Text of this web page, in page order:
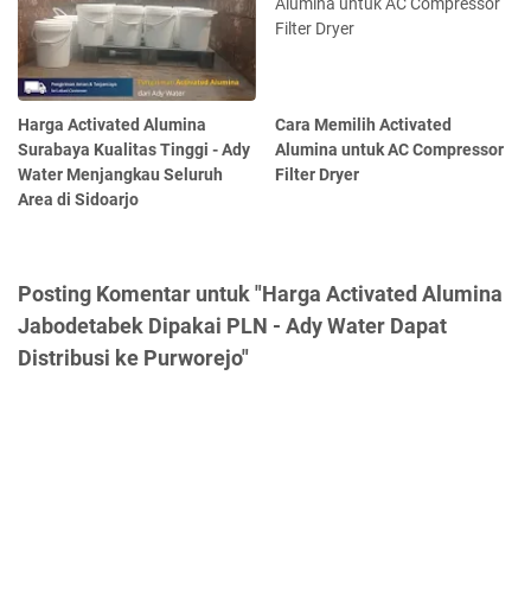
Harga Activated Alumina
Surabaya Kualitas Tinggi - Ady
Water Menjangkau Seluruh
Area di Sidoarjo
Cara Memilih Activated
Alumina untuk AC Compressor
Filter Dryer
Posting Komentar untuk "Harga Activated Alumina
Jabodetabek Dipakai PLN - Ady Water Dapat
Distribusi ke Purworejo"